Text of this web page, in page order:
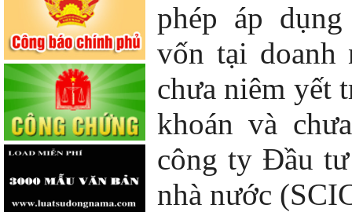
phép áp
vốn tại doanh
chưa niêm yết
khoán và
công ty Đầu
nhà nước